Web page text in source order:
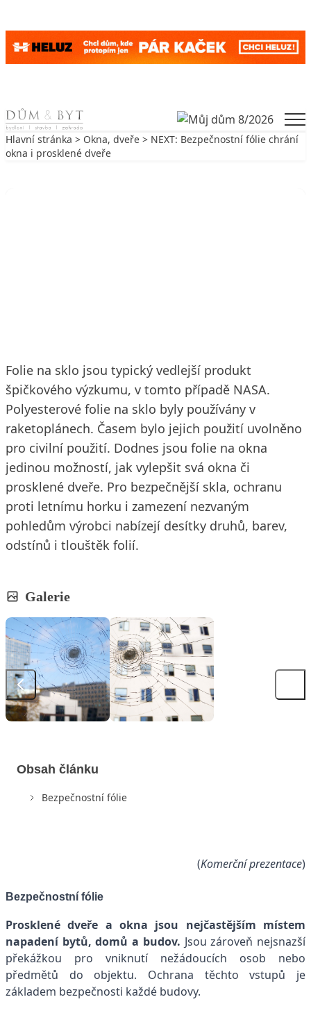
Skip to content
Hlavní stránka > Okna, dveře > NEXT: Bezpečnostní fólie chrání
okna i prosklené dveře
Folie na sklo jsou typický vedlejší produkt
špičkového výzkumu, v tomto případě NASA.
Polyesterové folie na sklo byly používány v
raketoplánech. Časem bylo jejich použití uvolněno
pro civilní použití. Dodnes jsou folie na okna
jedinou možností, jak vylepšit svá okna či
prosklené dveře. Pro bezpečnější skla, ochranu
proti letnímu horku i zamezení nezvaným
pohledům výrobci nabízejí desítky druhů, barev,
odstínů i tlouštěk folií.
Galerie
Obsah článku
Bezpečnostní fólie
(Komerční prezentace)
Bezpečnostní fólie
Prosklené dveře a okna jsou nejčastějším místem
napadení bytů, domů a budov. Jsou zároveň nejsnazší
překážkou pro vniknutí nežádoucích osob nebo
předmětů do objektu. Ochrana těchto vstupů je
základem bezpečnosti každé budovy.